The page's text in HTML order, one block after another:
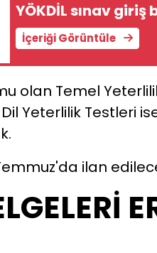
YÖKDİL sınav
İçeriği Görüntüle
olan Temel
Yeterlilik Testleri
ilan